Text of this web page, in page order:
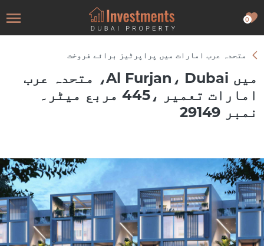
0
متحدہ عرب امارات میں پراپرٹیز برائے فروخت
میں Al Furjan، Dubai، متحدہ عرب
امارات تعمیر ،445 مربع میٹر۔
نمبر 29149